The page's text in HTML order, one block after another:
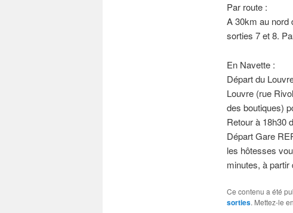
Par route :
A 30km au nord
sorties 7 et 8.
En Navette :
Départ du
Louvre (rue
des boutiques)
Retour à 18h30
Départ Gare
les hôtesses
minutes, à partir
Ce contenu a été
sorties. Mettez-le